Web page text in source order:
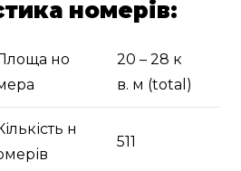
номерів:
но
20 – 28 к
в. м (total)
н
511